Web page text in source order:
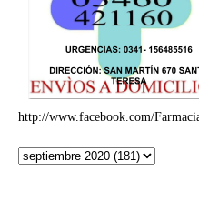
http://www.facebook.com/